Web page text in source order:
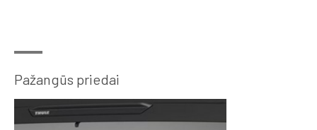
Pažangūs priedai